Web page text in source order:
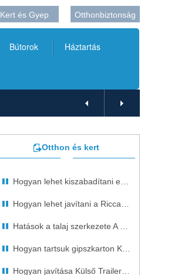
Kert és Gyep Otthonbiztonság
Bútorok
Háztartás
Otthon és kert